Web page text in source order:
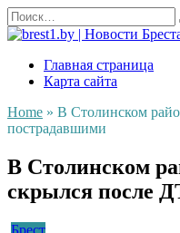
Перейти
к
содержанию
Search
for:
Главная страница
Карта сайта
Home » В Столинском
пострадавшими
В Столинском
скрылся после
Брест